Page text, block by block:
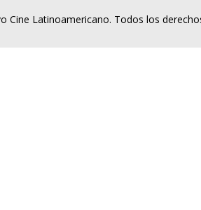
Cine Latinoamericano. Todos los